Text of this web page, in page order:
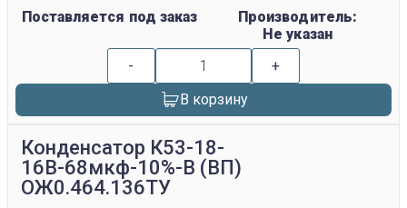
Поставляется под заказ
Производитель:
Не указан
-
+
В корзину
Конденсатор К53-18-
16В-68мкф-10%-В (ВП)
ОЖ0.464.136ТУ